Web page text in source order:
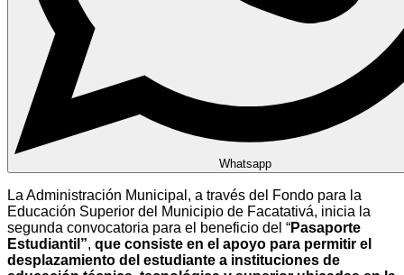
Whatsapp
La Administración Municipal, a través del Fondo para la
Educación Superior del Municipio de Facatativá, inicia la
segunda convocatoria para el beneficio del “Pasaporte
Estudiantil”, que consiste en el apoyo para permitir el
desplazamiento del estudiante a instituciones de